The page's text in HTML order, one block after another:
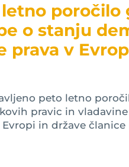
poročilo
o stanju
prava v
peto letno
pravic in
in države